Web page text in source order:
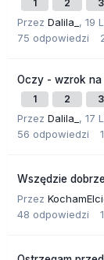
1 2 3
Przez Dalila_ , 19
75 odpowiedzi
Oczy - wzrok na
1 2 3
Przez Dalila_ , 17
56 odpowiedzi
Wszędzie
Przez
48 odpowiedzi